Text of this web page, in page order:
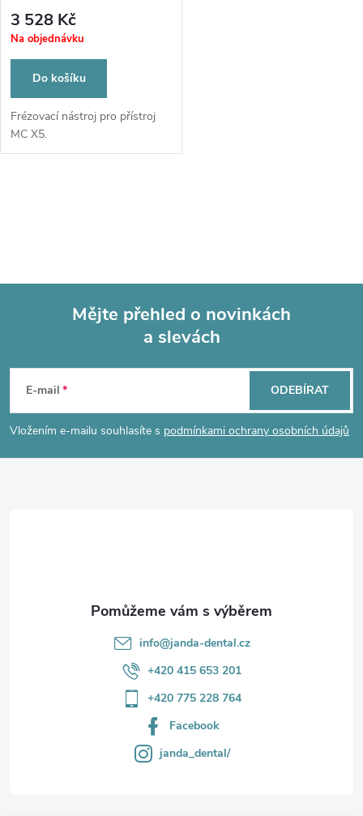
3 528 Kč
Na objednávku
Do košíku
Frézovací nástroj pro přístroj
MC X5.
a
í
p
p
a
Mějte přehled o novinkách
a slevách
E-mail
Vložením e-mailu souhlasíte s podmínkami ochrany osobních údajů
ODEBÍRAT
info@janda-dental.cz
+420 415 653 201
+420 775 228 764
Facebook
janda_dental/